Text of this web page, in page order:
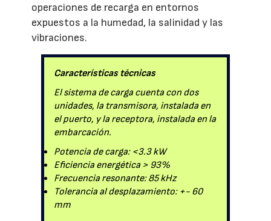
operaciones de recarga en entornos
expuestos a la humedad, la salinidad y las
vibraciones.
Características técnicas
El sistema de carga cuenta con dos
unidades, la transmisora, instalada en
el puerto, y la receptora, instalada en la
embarcación.
Potencia de carga: <3.3 kW
Eficiencia energética > 93%
Frecuencia resonante: 85 kHz
Tolerancia al desplazamiento: +- 60
mm